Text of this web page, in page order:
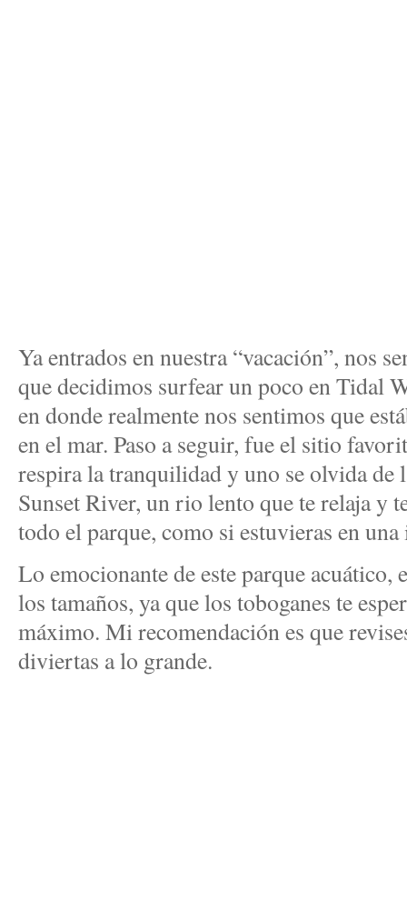
Ya entrados en nuestra “vacación”, nos
que decidimos surfear un poco en Tidal
en donde realmente nos sentimos que
en el mar. Paso a seguir, fue el sitio
respira la tranquilidad y uno se olvida
Sunset River, un rio lento que te relaja y
todo el parque, como si estuvieras en
Lo emocionante de este parque acuático,
los tamaños, ya que los toboganes te
máximo. Mi recomendación es que
diviertas a lo grande.